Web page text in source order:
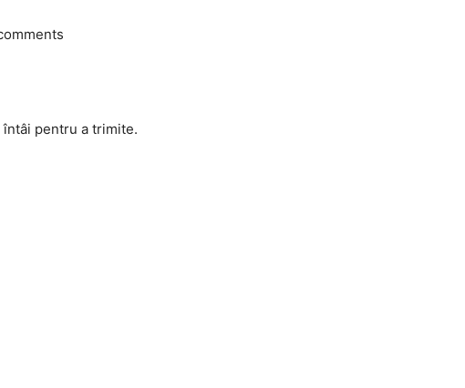
întâi pentru a trimite.